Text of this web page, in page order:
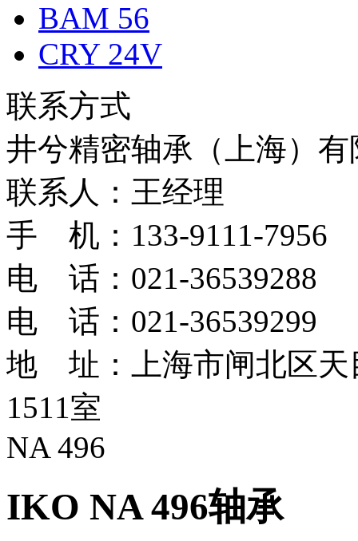
BAM 56
CRY 24V
联系方式
井兮精密轴承（上海）有
联系人：王经理
手 机：133-9111-7956
电 话：021-36539288
电 话：021-36539299
地 址：上海市闸北区天
1511室
NA 496
IKO NA 496轴承